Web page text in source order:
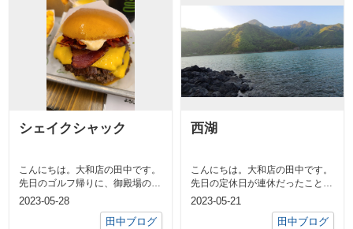
シェイクシャック
こんにちは。大和店の田中です。
先日のゴルフ帰りに、御殿場のア
ウトレットに寄った時お腹が空い
2023-05-28
田中ブログ
西湖
こんにちは。大和店の田中です。
先日の定休日が連休だったことも
あり、仲間たちと計画を立て、3
2023-05-21
田中ブログ